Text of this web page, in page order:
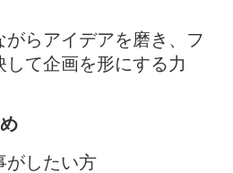
がらアイデアを磨き、フ
して企画を形にする力
がしたい方